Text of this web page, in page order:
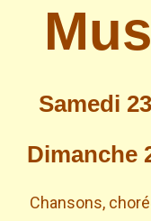
Samedi
Dimanche
Chansons,